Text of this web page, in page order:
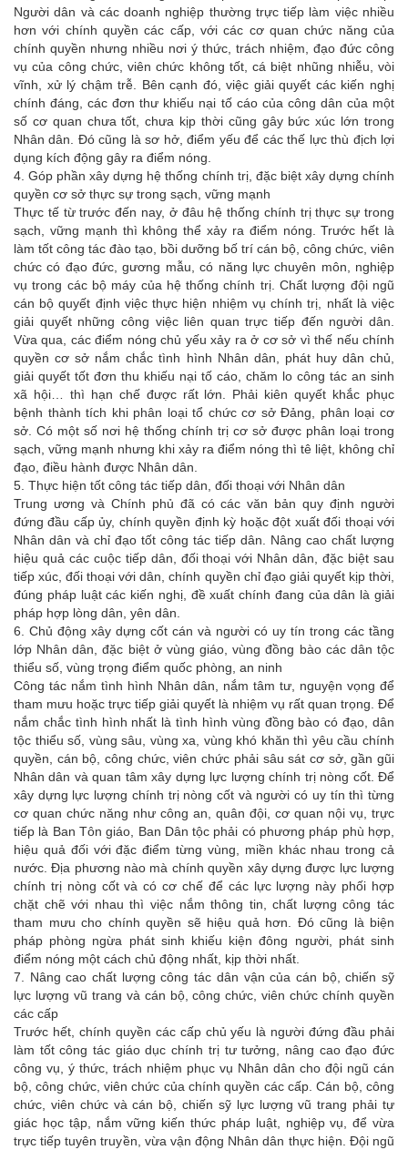
Người dân và các doanh nghiệp thường trực tiếp làm việc nhiều
hơn với chính quyền các cấp, với các cơ quan chức năng của
chính quyền nhưng nhiều nơi ý thức, trách nhiệm, đạo đức công
vụ của công chức, viên chức không tốt, cá biệt nhũng nhiễu, vòi
vĩnh, xử lý chậm trễ. Bên cạnh đó, việc giải quyết các kiến nghị
chính đáng, các đơn thư khiếu nại tố cáo của công dân của một
số cơ quan chưa tốt, chưa kịp thời cũng gây bức xúc lớn trong
Nhân dân. Đó cũng là sơ hở, điểm yếu để các thế lực thù địch lợi
dụng kích động gây ra điểm nóng.
4. Góp phần xây dựng hệ thống chính trị, đặc biệt xây dựng chính
quyền cơ sở thực sự trong sạch, vững mạnh
Thực tế từ trước đến nay, ở đâu hệ thống chính trị thực sự trong
sạch, vững mạnh thì không thể xảy ra điểm nóng. Trước hết là
làm tốt công tác đào tạo, bồi dưỡng bố trí cán bộ, công chức, viên
chức có đạo đức, gương mẫu, có năng lực chuyên môn, nghiệp
vụ trong các bộ máy của hệ thống chính trị. Chất lượng đội ngũ
cán bộ quyết định việc thực hiện nhiệm vụ chính trị, nhất là việc
giải quyết những công việc liên quan trực tiếp đến người dân.
Vừa qua, các điểm nóng chủ yếu xảy ra ở cơ sở vì thế nếu chính
quyền cơ sở nắm chắc tình hình Nhân dân, phát huy dân chủ,
giải quyết tốt đơn thu khiếu nại tố cáo, chăm lo công tác an sinh
xã hội… thì hạn chế được rất lớn. Phải kiên quyết khắc phục
bệnh thành tích khi phân loại tổ chức cơ sở Đảng, phân loại cơ
sở. Có một số nơi hệ thống chính trị cơ sở được phân loại trong
sạch, vững mạnh nhưng khi xảy ra điểm nóng thì tê liệt, không chỉ
đạo, điều hành được Nhân dân.
5. Thực hiện tốt công tác tiếp dân, đối thoại với Nhân dân
Trung ương và Chính phủ đã có các văn bản quy định người
đứng đầu cấp ủy, chính quyền định kỳ hoặc đột xuất đối thoại với
Nhân dân và chỉ đạo tốt công tác tiếp dân. Nâng cao chất lượng
hiệu quả các cuộc tiếp dân, đối thoại với Nhân dân, đặc biệt sau
tiếp xúc, đối thoại với dân, chính quyền chỉ đạo giải quyết kịp thời,
đúng pháp luật các kiến nghị, đề xuất chính đang của dân là giải
pháp hợp lòng dân, yên dân.
6. Chủ động xây dựng cốt cán và người có uy tín trong các tầng
lớp Nhân dân, đặc biệt ở vùng giáo, vùng đồng bào các dân tộc
thiểu số, vùng trọng điểm quốc phòng, an ninh
Công tác nắm tình hình Nhân dân, nắm tâm tư, nguyện vọng để
tham mưu hoặc trực tiếp giải quyết là nhiệm vụ rất quan trọng. Để
nắm chắc tình hình nhất là tình hình vùng đồng bào có đạo, dân
tộc thiểu số, vùng sâu, vùng xa, vùng khó khăn thì yêu cầu chính
quyền, cán bộ, công chức, viên chức phải sâu sát cơ sở, gần gũi
Nhân dân và quan tâm xây dựng lực lượng chính trị nòng cốt. Để
xây dựng lực lượng chính trị nòng cốt và người có uy tín thì từng
cơ quan chức năng như công an, quân đội, cơ quan nội vụ, trực
tiếp là Ban Tôn giáo, Ban Dân tộc phải có phương pháp phù hợp,
hiệu quả đối với đặc điểm từng vùng, miền khác nhau trong cả
nước. Địa phương nào mà chính quyền xây dựng được lực lượng
chính trị nòng cốt và có cơ chế để các lực lượng này phối hợp
chặt chẽ với nhau thì việc nắm thông tin, chất lượng công tác
tham mưu cho chính quyền sẽ hiệu quả hơn. Đó cũng là biện
pháp phòng ngừa phát sinh khiếu kiện đông người, phát sinh
điểm nóng một cách chủ động nhất, kịp thời nhất.
7. Nâng cao chất lượng công tác dân vận của cán bộ, chiến sỹ
lực lượng vũ trang và cán bộ, công chức, viên chức chính quyền
các cấp
Trước hết, chính quyền các cấp chủ yếu là người đứng đầu phải
làm tốt công tác giáo dục chính trị tư tưởng, nâng cao đạo đức
công vụ, ý thức, trách nhiệm phục vụ Nhân dân cho đội ngũ cán
bộ, công chức, viên chức của chính quyền các cấp. Cán bộ, công
chức, viên chức và cán bộ, chiến sỹ lực lượng vũ trang phải tự
giác học tập, nắm vững kiến thức pháp luật, nghiệp vụ, để vừa
trực tiếp tuyên truyền, vừa vận động Nhân dân thực hiện. Đội ngũ